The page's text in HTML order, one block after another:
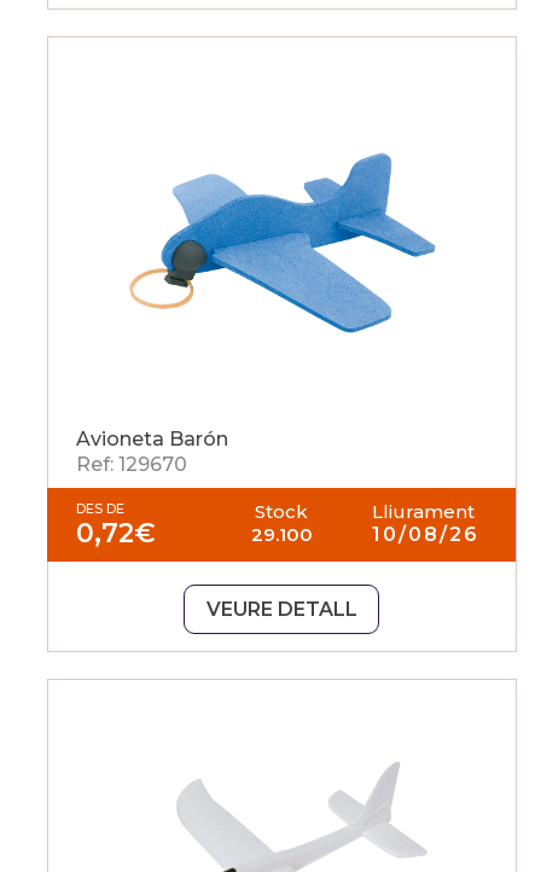
Avioneta Barón
Ref: 129670
DES DE
0,72€
Stock
29.100
Lliurament
10/08/26
VEURE DETALL